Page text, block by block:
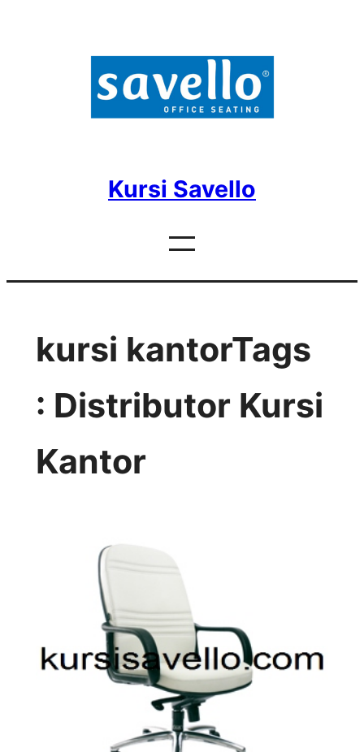
Kursi Savello
kursi kantorTags
: Distributor Kursi
Kantor